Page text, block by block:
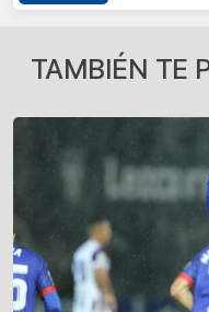
TAMBIÉN TE